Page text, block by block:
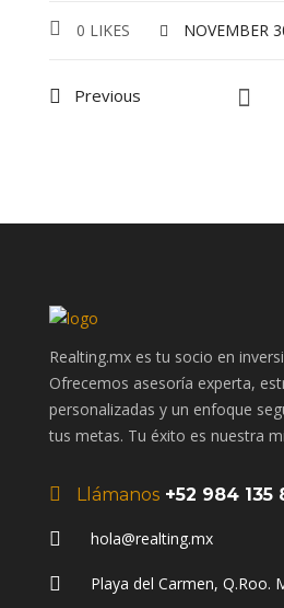
0 LIKES NOVEMBER
Previous
Realting.mx es tu socio en
Ofrecemos asesoría experta,
personalizadas y un enfoque
tus metas. Tu éxito es nuestra
Llámanos +52 984 135
hola@realting.mx
Playa del Carmen, Q.Roo.